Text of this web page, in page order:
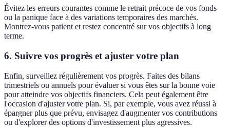
Évitez les erreurs courantes comme le retrait précoce de vos fonds
ou la panique face à des variations temporaires des marchés.
Montrez-vous patient et restez concentré sur vos objectifs à long
terme.
6. Suivre vos progrès et ajuster votre plan
Enfin, surveillez régulièrement vos progrès. Faites des bilans
trimestriels ou annuels pour évaluer si vous êtes sur la bonne voie
pour atteindre vos objectifs financiers. Cela peut également être
l'occasion d'ajuster votre plan. Si, par exemple, vous avez réussi à
épargner plus que prévu, envisagez d'augmenter vos contributions
ou d'explorer des options d'investissement plus agressives.